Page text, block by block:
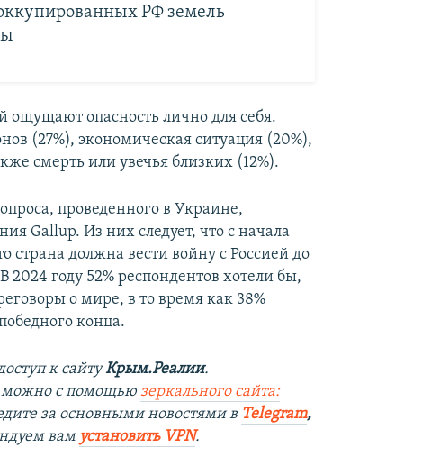
РФ земель
ощущают опасность лично для себя.
(27%), экономическая ситуация (20%),
смерть или увечья близких (12%).
проведенного в Украине,
Gallup. Из них следует, что с начала
должна вести войну с Россией до
2024 году 52% респондентов хотели бы,
о мире, в то время как 38%
конца.
к сайтуКрым.Реалии.
с помощьюзеркального сайта:
за основными новостями в Telegram,
вам установить VPN.